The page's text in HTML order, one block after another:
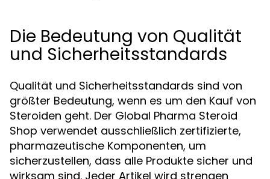
Die Bedeutung von Qualität
und Sicherheitsstandards
Qualität und Sicherheitsstandards sind von
größter Bedeutung, wenn es um den Kauf von
Steroiden geht. Der Global Pharma Steroid
Shop verwendet ausschließlich zertifizierte,
pharmazeutische Komponenten, um
sicherzustellen, dass alle Produkte sicher und
wirksam sind. Jeder Artikel wird strengen